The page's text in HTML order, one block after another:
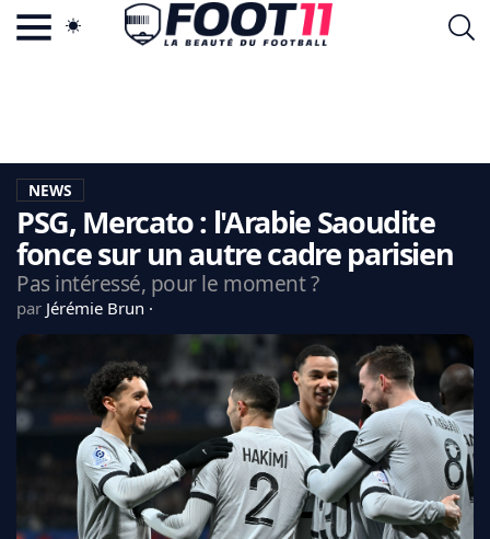
LA CHARTE
VIE PRIVÉE
CGU
CONTACTEZ-NOUS
MERCATO
CDM 2026
EDF
LIGUE 1
REAL MADRID
FC BARCELONE
NEWS
PSG, Mercato : l'Arabie Saoudite
fonce sur un autre cadre parisien
Pas intéressé, pour le moment ?
par Jérémie Brun